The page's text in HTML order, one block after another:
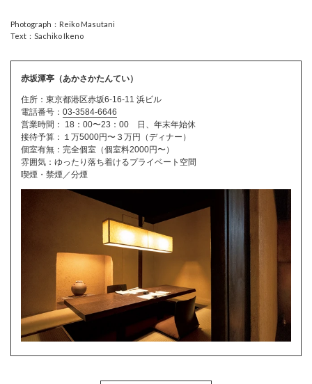
Photograph：Reiko Masutani
Text：Sachiko Ikeno
赤坂潭亭（あかさかたんてい）
住所：東京都港区赤坂6-16-11 浜ビル
電話番号： 03-3584-6646
営業時間： 18：00〜23：00 日、年末年始休
接待予算：１万5000円〜３万円（ディナー）
個室有無：完全個室（個室料2000円〜）
雰囲気：ゆったり落ち着けるプライベート空間
喫煙・禁煙／分煙